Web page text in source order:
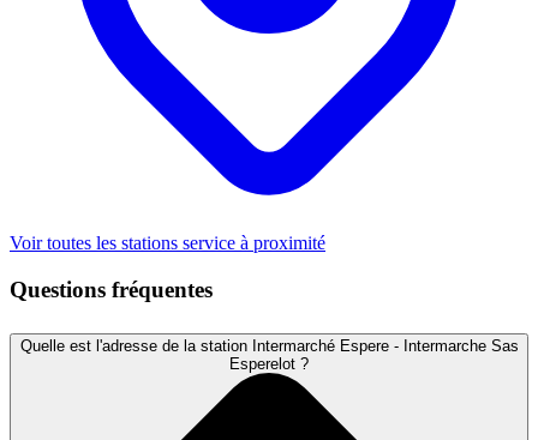
Voir toutes les stations service à proximité
Questions fréquentes
Quelle est l'adresse de la station Intermarché Espere - Intermarche Sas
Esperelot ?